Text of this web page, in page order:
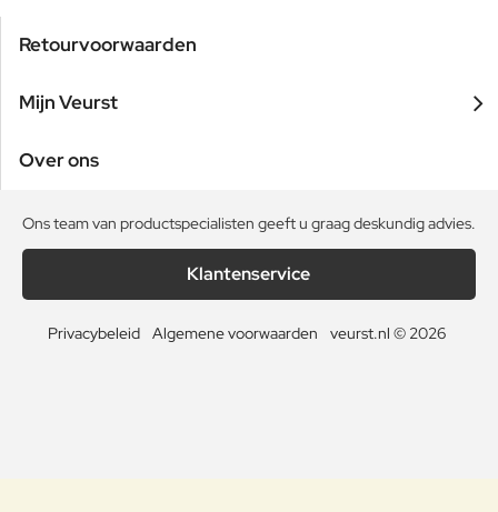
Retourvoorwaarden
Mijn Veurst
Over ons
Ons team van productspecialisten geeft u graag deskundig advies.
Klantenservice
Privacybeleid Algemene voorwaarden veurst.nl © 2026